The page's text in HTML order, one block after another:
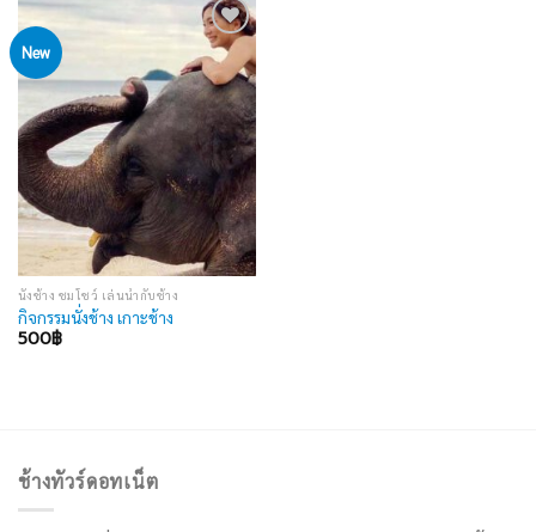
New
Add to
wishlist
นั่งช้าง ชมโชว์ เล่นน้ำกับช้าง
กิจกรรมนั่งช้าง เกาะช้าง
500฿
ช้างทัวร์ดอทเน็ต